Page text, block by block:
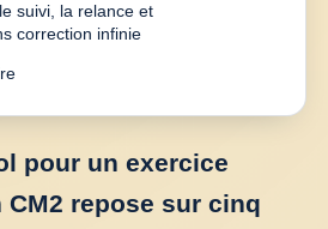
suivi, la relance et
correction infinie
pour un exercice
CM2 repose sur cinq